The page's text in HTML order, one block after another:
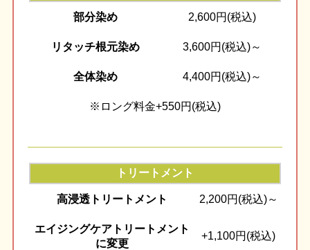
部分染め 2,600円(税込)
リタッチ根元染め 3,600円(税込)～
全体染め 4,400円(税込)～
※ロング料金+550円(税込)
トリートメント
高浸透トリートメント 2,200円(税込)～
エイジングケアトリートメント
に変更
+1,100円(税込)